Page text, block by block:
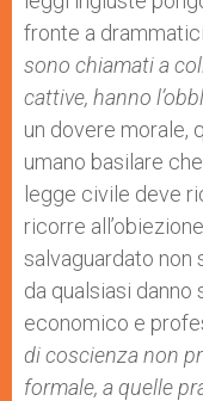
fronte a
sono chiamati a
cattive, hanno
un dovere morale,
umano basilare
legge civile deve
ricorre
salvaguardato non
da qualsiasi danno
economico e
di coscienza non
formale, a quelle